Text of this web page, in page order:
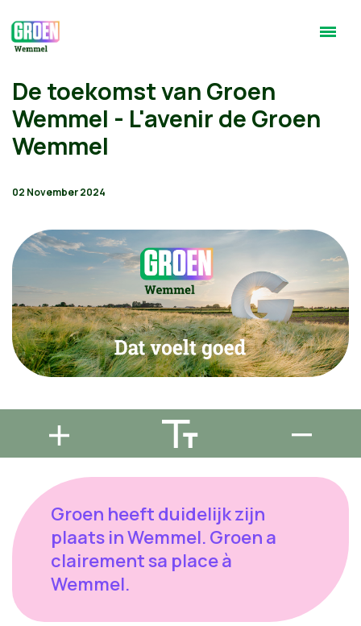
De toekomst van Groen
Wemmel - L'avenir de Groen
Wemmel
02 November 2024
Groen heeft duidelijk zijn
plaats in Wemmel. Groen a
clairement sa place à
Wemmel.